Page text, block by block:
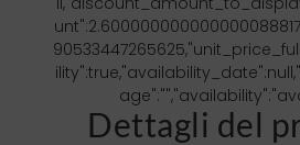
Dettagli del